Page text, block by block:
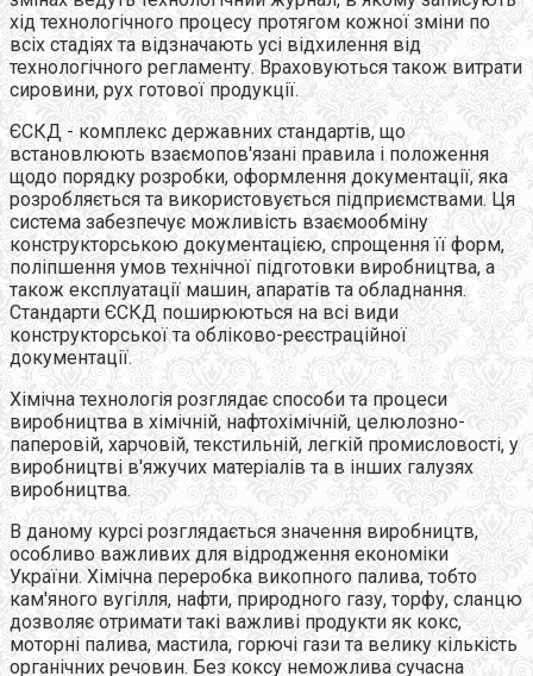
хід технологічного процесу протягом кожної зміни по
всіх стадіях та відзначають усі відхилення від
технологічного регламенту. Враховуються також витрати
сировини, рух готової продукції.
ЄСКД - комплекс державних стандартів, що
встановлюють взаємопов'язані правила і положення
щодо порядку розробки, оформлення документації, яка
розробляється та використовується підприємствами. Ця
система забезпечує можливість взаємообміну
конструкторською документацією, спрощення її форм,
поліпшення умов технічної підготовки виробництва, а
також експлуатації машин, апаратів та обладнання.
Стандарти ЄСКД поширюються на всі види
конструкторської та обліково-реєстраційної
документації.
Хімічна технологія розглядає способи та процеси
виробництва в хімічній, нафтохімічній, целюлозно-
паперовій, харчовій, текстильній, легкій промисловості, у
виробництві в'яжучих матеріалів та в інших галузях
виробництва.
В даному курсі розглядається значення виробництв,
особливо важливих для відродження економіки
України. Хімічна переробка викопного палива, тобто
кам'яного вугілля, нафти, природного газу, торфу, сланцю
дозволяє отримати такі важливі продукти як кокс,
моторні палива, мастила, горючі гази та велику кількість
органічних речовин. Без коксу неможлива сучасна